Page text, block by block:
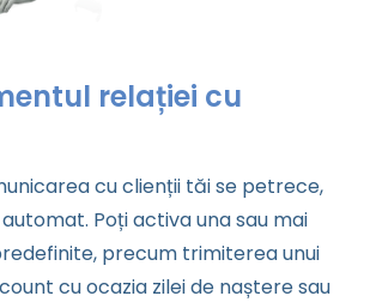
relației cu
cu clienții tăi se petrece,
Poți activa una sau mai
precum trimiterea unui
cu ocazia zilei de naștere sau